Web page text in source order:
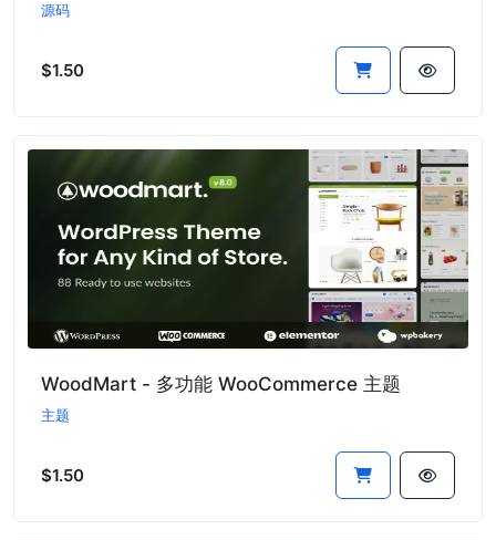
源码
$1.50
WoodMart - 多功能 WooCommerce 主题
主题
$1.50